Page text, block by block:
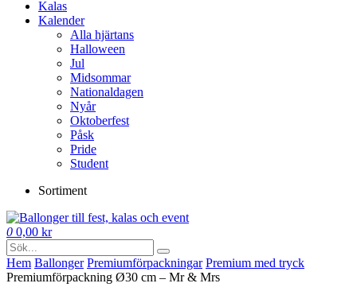
Kalas
Kalender
Alla hjärtans
Halloween
Jul
Midsommar
Nationaldagen
Nyår
Oktoberfest
Påsk
Pride
Student
Sortiment
0 0,00 kr
Hem Ballonger Premium­förpackningar Premium med tryck
Premiumförpackning Ø30 cm – Mr & Mrs